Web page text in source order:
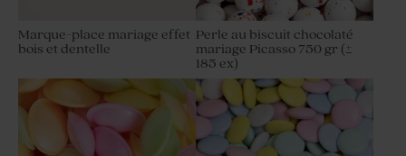
Marque-place mariage effet
bois et dentelle
Perle au biscuit chocolaté
mariage Picasso 750 gr (±
185 ex)